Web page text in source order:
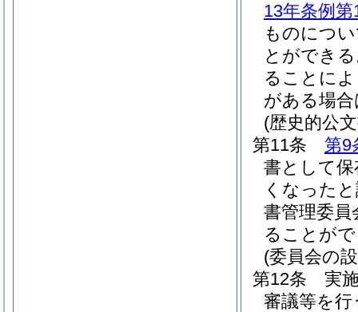
13年条例第
ものにつ
とができ
ることに
がある場
(歴史的公
第11条
第9
書として
くなった
書管理委
ることが
(委員会の
第12条
実
審議等を